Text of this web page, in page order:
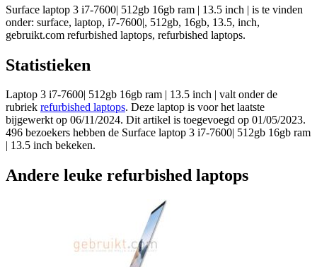
Surface laptop 3 i7-7600| 512gb 16gb ram | 13.5 inch | is te vinden
onder: surface, laptop, i7-7600|, 512gb, 16gb, 13.5, inch,
gebruikt.com refurbished laptops, refurbished laptops.
Statistieken
Laptop 3 i7-7600| 512gb 16gb ram | 13.5 inch | valt onder de
rubriek refurbished laptops. Deze laptop is voor het laatste
bijgewerkt op 06/11/2024. Dit artikel is toegevoegd op 01/05/2023.
496 bezoekers hebben de Surface laptop 3 i7-7600| 512gb 16gb ram
| 13.5 inch bekeken.
Andere leuke refurbished laptops